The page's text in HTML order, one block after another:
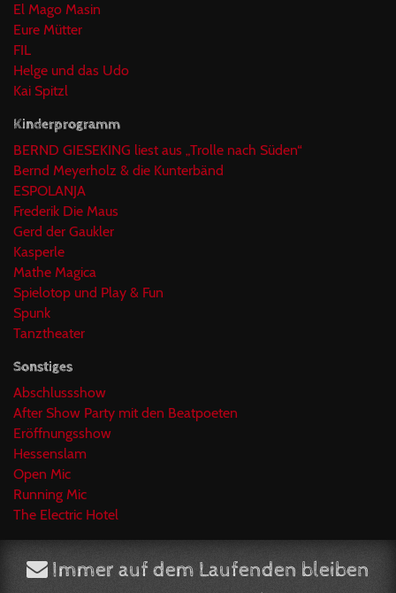
El Mago Masin
Eure Mütter
FIL
Helge und das Udo
Kai Spitzl
Kinderprogramm
BERND GIESEKING liest aus „Trolle nach Süden“
Bernd Meyerholz & die Kunterbänd
ESPOLANJA
Frederik Die Maus
Gerd der Gaukler
Kasperle
Mathe Magica
Spielotop und Play & Fun
Spunk
Tanztheater
Sonstiges
Abschlussshow
After Show Party mit den Beatpoeten
Eröffnungsshow
Hessenslam
Open Mic
Running Mic
The Electric Hotel
Immer auf dem Laufenden bleiben